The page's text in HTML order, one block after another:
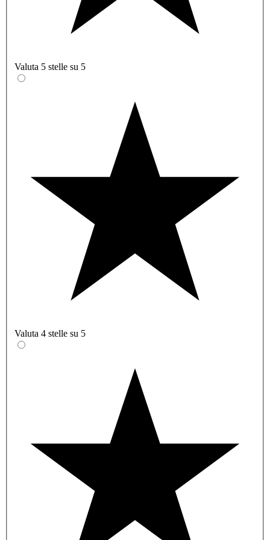
Valuta 5 stelle su 5
Valuta 4 stelle su 5